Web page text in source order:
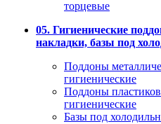
торцевые
05. Гигиенические
накладки, базы под
Поддоны
гигиенические
Поддоны
гигиенические
Базы под